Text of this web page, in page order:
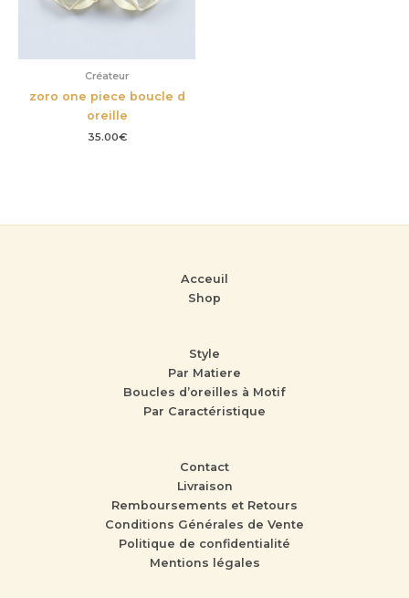
Créateur
zoro one piece boucle d
oreille
35.00€
Acceuil
Shop
Style
Par Matiere
Boucles d’oreilles à Motif
Par Caractéristique
Contact
Livraison
Remboursements et Retours
Conditions Générales de Vente
Politique de confidentialité
Mentions légales